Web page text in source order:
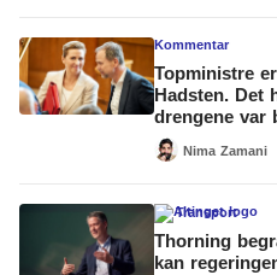
Kommentar
Topministre
Hadsten. Det
drengene var
Nima Zamani
Transport
Thorning
kan